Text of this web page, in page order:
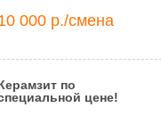
000 р./смена
по
цене!